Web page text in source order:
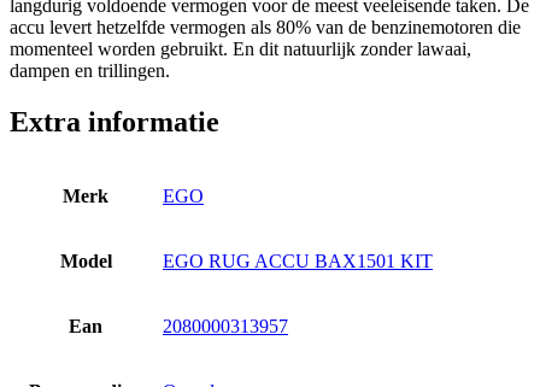
langdurig voldoende vermogen voor de meest veeleisende taken. De
accu levert hetzelfde vermogen als 80% van de benzinemotoren die
momenteel worden gebruikt. En dit natuurlijk zonder lawaai,
dampen en trillingen.
Extra informatie
Merk EGO
Model EGO RUG ACCU BAX1501 KIT
Ean 2080000313957